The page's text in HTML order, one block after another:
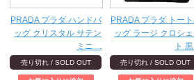
PRADA プラダ ハンドバ
ッグ クリスタル サテン
ミニ ...
売り切れ / SOLD OUT
PRADA プラダ トー
ッグ ラージ クロシェ
ト
売り切れ / SOLD OUT